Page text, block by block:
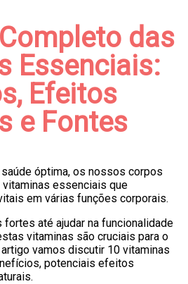
das
Essenciais:
Efeitos
e Fontes
óptima, os nossos corpos
vitaminas essenciais que
em várias funções corporais.
até ajudar na funcionalidade
vitaminas são cruciais para o
vamos discutir 10 vitaminas
potenciais efeitos